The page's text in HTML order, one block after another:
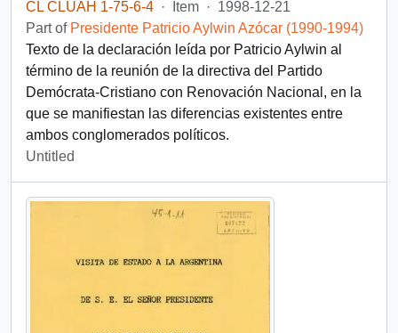
CL CLUAH 1-75-6-4 · Item · 1998-12-21
Part of Presidente Patricio Aylwin Azócar (1990-1994)
Texto de la declaración leída por Patricio Aylwin al
término de la reunión de la directiva del Partido
Demócrata-Cristiano con Renovación Nacional, en la
que se manifiestan las diferencias existentes entre
ambos conglomerados políticos.
Untitled